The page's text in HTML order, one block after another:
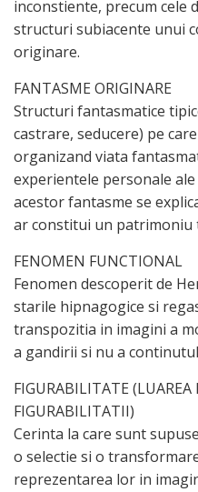
inconstiente, precum cele
structuri subiacente unui
originare.
FANTASME ORIGINARE
Structuri fantasmatice
castrare, seducere) pe
organizand viata
experientele personale
acestor fantasme se
ar constitui un patrimoniu
FENOMEN FUNCTIONAL
Fenomen descoperit de
starile hipnagogice si
transpozitia in imagini a
a gandirii si nu a
FIGURABILITATE (LUAREA
FIGURABILITATII)
Cerinta la care sunt
o selectie si o
reprezentarea lor in